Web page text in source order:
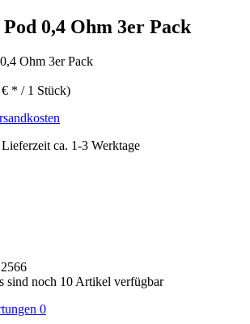
0,4 Ohm 3er Pack
* / 1 Stück)
ca. 1-3 Werktage
sind noch 10 Artikel verfügbar
0